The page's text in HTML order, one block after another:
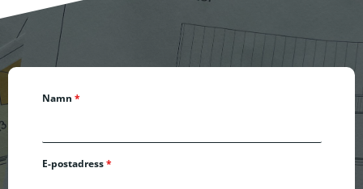
Namn *
E-postadress*